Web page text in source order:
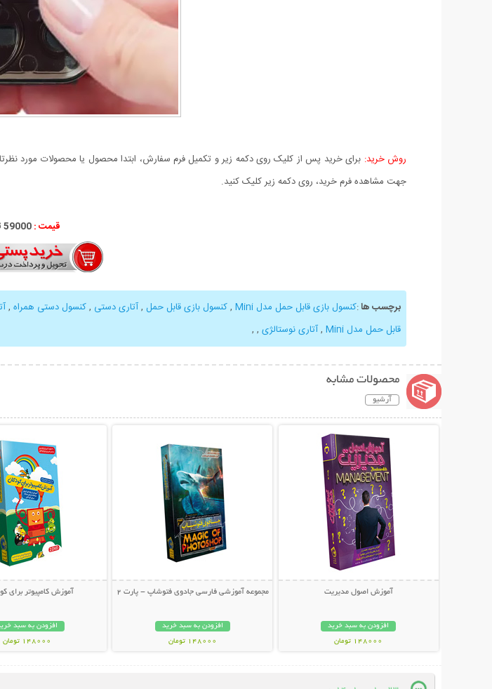
روش خرید: برای خرید پس از کلیک روی دکمه زیر و تکمیل فرم سفارش، ابتدا محصول یا محصولات مورد
جهت مشاهده فرم خرید، روی دکمه زیر کلیک کنید.
قیمت :59000 تومان
برچسب ها:کنسول بازی قابل حمل مدل Mini ,کنسول بازی قابل حمل ,آتاری دستی ,کنسول دستی همراه ,
قابل حمل مدل Mini
,آتاری نوستالژی ,
,
محصولات مشابه
آرشیو
آموزش اصول مدیریت
افزودن به سبد خرید
148000 تومان
مجموعه آموزشی فارسی جادوی فتوشاپ - پارت 2
افزودن به سبد خرید
148000 تومان
آموزش کامپیوتر برای
افزودن به سبد
148000 تومان